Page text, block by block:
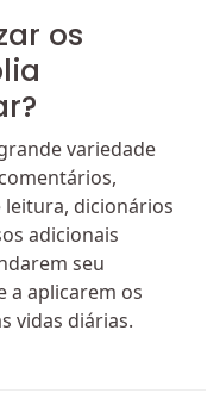
os
variedade
leitura, dicionários
adicionais
seu
a aplicarem os
vidas diárias.